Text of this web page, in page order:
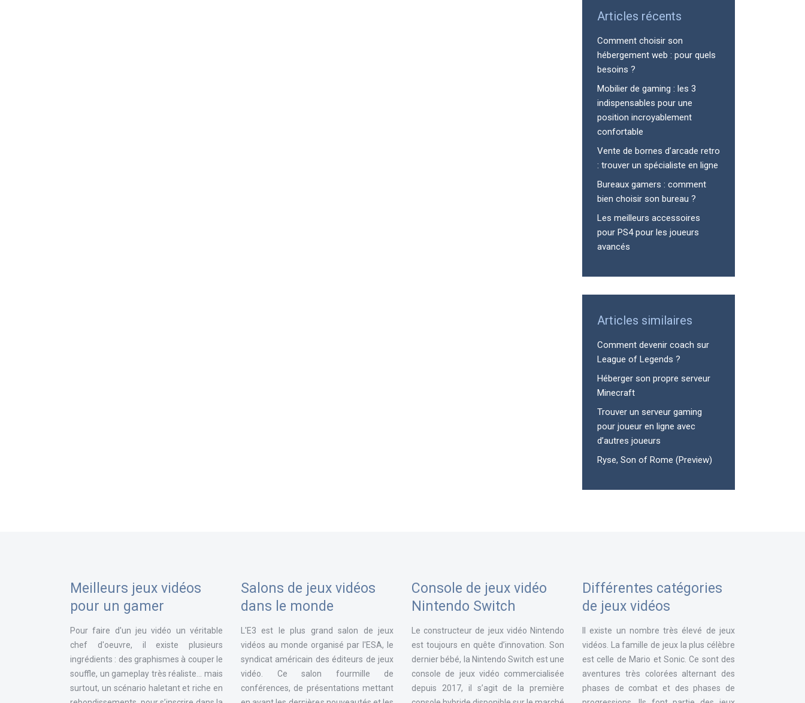
Articles récents
Comment choisir son
hébergement web : pour quels
besoins ?
Mobilier de gaming : les 3
indispensables pour une
position incroyablement
confortable
Vente de bornes d’arcade retro
: trouver un spécialiste en ligne
Bureaux gamers : comment
bien choisir son bureau ?
Les meilleurs accessoires
pour PS4 pour les joueurs
avancés
Articles similaires
Comment devenir coach sur
League of Legends ?
Héberger son propre serveur
Minecraft
Trouver un serveur gaming
pour joueur en ligne avec
d’autres joueurs
Ryse, Son of Rome (Preview)
Meilleurs jeux vidéos
pour un gamer
Pour faire d'un jeu vidéo un véritable
chef d'oeuvre, il existe plusieurs
ingrédients : des graphismes à couper le
souffle, un gameplay très réaliste... mais
surtout, un scénario haletant et riche en
Salons de jeux vidéos
dans le monde
L'E3 est le plus grand salon de jeux
vidéos au monde organisé par l'ESA, le
syndicat américain des éditeurs de jeux
vidéo. Ce salon fourmille de
conférences, de présentations mettant
Console de jeux vidéo
Nintendo Switch
Le constructeur de jeux vidéo Nintendo
est toujours en quête d’innovation. Son
dernier bébé, la Nintendo Switch est une
console de jeux vidéo commercialisée
depuis 2017, il s’agit de la première
Différentes catégories
de jeux vidéos
Il existe un nombre très élevé de jeux
vidéos. La famille de jeux la plus célèbre
est celle de Mario et Sonic. Ce sont des
aventures très colorées alternant des
phases de combat et des phases de